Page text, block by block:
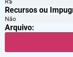
Recursos ou
Não
Arquivo: